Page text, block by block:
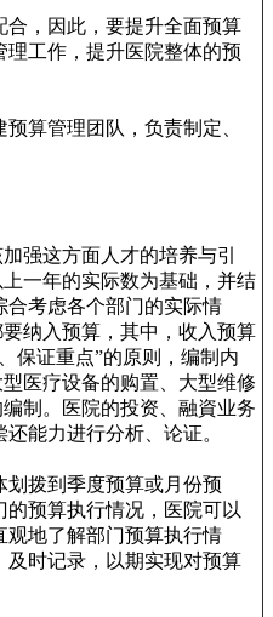
，因此，要提升全面预算
工作，提升医院整体的预
算管理团队，负责制定、
强这方面人才的培养与引
一年的实际数为基础，并结
合考虑各个部门的实际情
纳入预算，其中，收入预算
保证重点”的原则，编制内
医疗设备的购置、大型维修
制。医院的投资、融資业务
能力进行分析、论证。
拨到季度预算或月份预
预算执行情况，医院可以
观地了解部门预算执行情
时记录，以期实现对预算